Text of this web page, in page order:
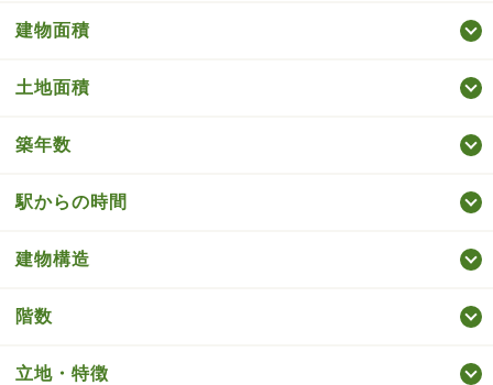
建物面積
土地面積
築年数
駅からの時間
建物構造
階数
立地・特徴